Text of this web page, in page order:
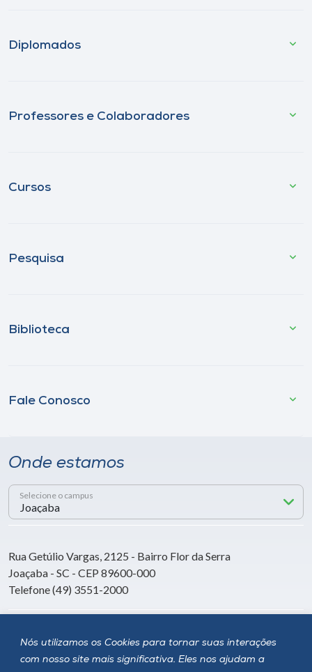
Nós utilizamos os Cookies para tornar suas interações
com nosso site mais significativa. Eles nos ajudam a
Diplomados
Professores e Colaboradores
Cursos
Pesquisa
Biblioteca
Fale Conosco
Onde estamos
Selecione o campus
Rua Getúlio Vargas, 2125 - Bairro Flor da Serra
Joaçaba - SC - CEP 89600-000
Telefone (49) 3551-2000
Siga a Unoesc